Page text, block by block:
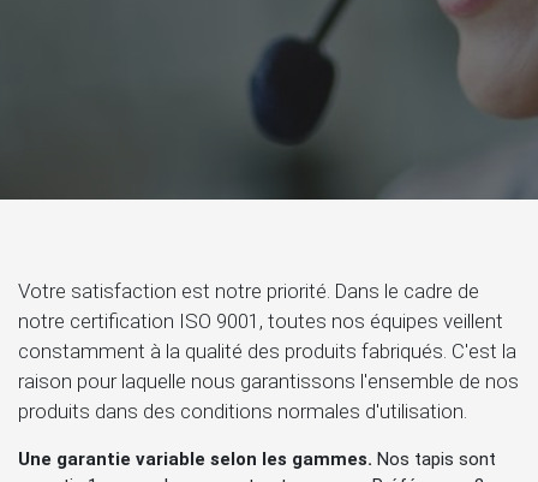
Votre satisfaction est notre priorité. Dans le cadre de
notre certification ISO 9001, toutes nos équipes veillent
constamment à la qualité des produits fabriqués. C'est la
raison pour laquelle nous garantissons l'ensemble de nos
produits dans des conditions normales d'utilisation.
Une garantie variable selon les gammes. Nos tapis sont